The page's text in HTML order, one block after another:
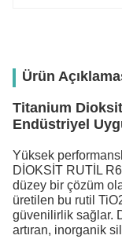
Ürün
Titanium
Endüstriyel
Yüksek
DİOKSİT RUTİL
düzey bir çözüm
üretilen bu rutil
güvenilirlik sağlar.
artıran, inorganik